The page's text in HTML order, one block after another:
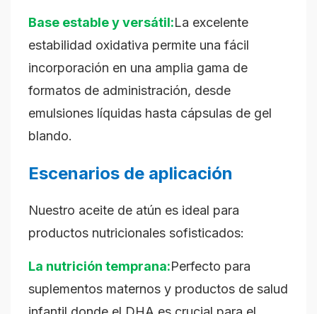
Base estable y versátil:La excelente
estabilidad oxidativa permite una fácil
incorporación en una amplia gama de
formatos de administración, desde
emulsiones líquidas hasta cápsulas de gel
blando.
Escenarios de aplicación
Nuestro aceite de atún es ideal para
productos nutricionales sofisticados:
La nutrición temprana:Perfecto para
suplementos maternos y productos de salud